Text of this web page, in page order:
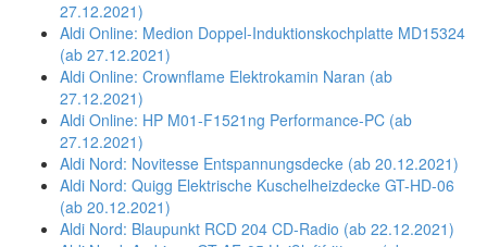
27.12.2021)
Aldi Online: Medion Doppel-Induktionskochplatte MD15324
(ab 27.12.2021)
Aldi Online: Crownflame Elektrokamin Naran (ab
27.12.2021)
Aldi Online: HP M01-F1521ng Performance-PC (ab
27.12.2021)
Aldi Nord: Novitesse Entspannungsdecke (ab 20.12.2021)
Aldi Nord: Quigg Elektrische Kuschelheizdecke GT-HD-06
(ab 20.12.2021)
Aldi Nord: Blaupunkt RCD 204 CD-Radio (ab 22.12.2021)